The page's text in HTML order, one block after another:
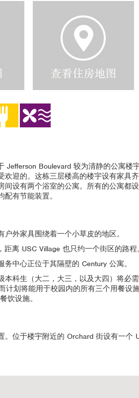
o
u
s
n
g
M
Jefferson Boulevard 较为清静的公寓楼
欢迎的。这栋三层楼高的楼宇设有家具
间设有两个浴室的公寓。所有的公寓都
有节能装置。
外家具围绕着一个小草皮的地区。
离 USC Village 也只约一个街区的路程
中心正位于其隔壁的 Century 公寓。
本科生（大二，大三，以及大四）将必
计划将能用于校园内的所有三个用餐设
饮设施。
。位于楼宇附近的 Orchard 街设有一个